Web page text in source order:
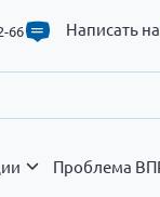
66 Написать
Проблема